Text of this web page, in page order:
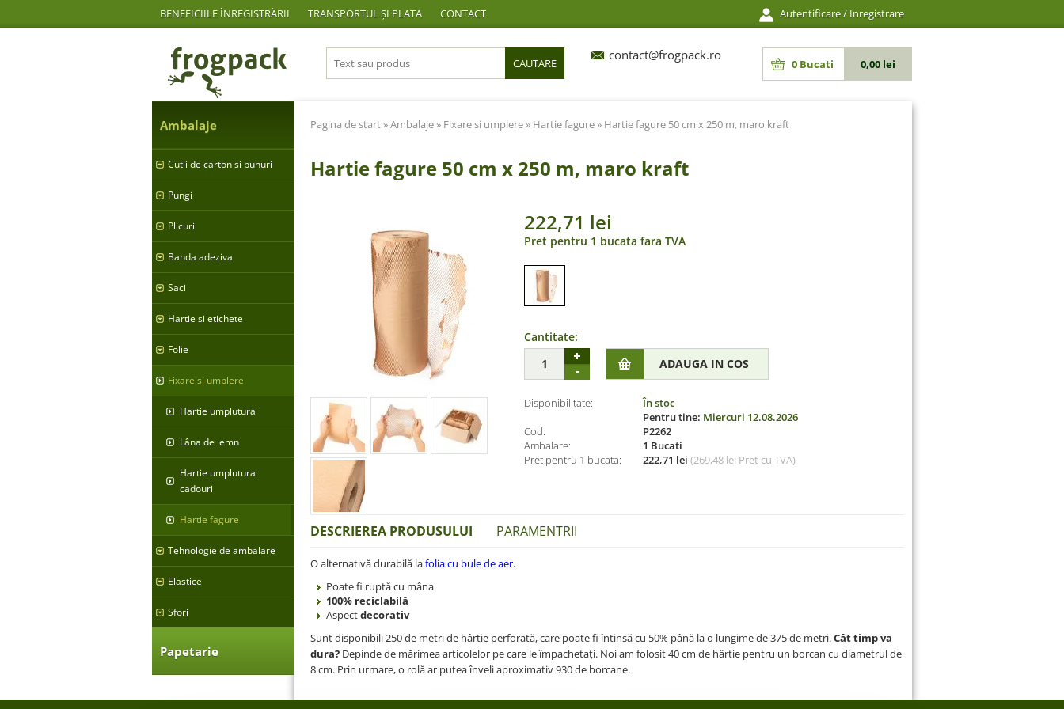
BENEFICIILE ÎNREGISTRĂRII TRANSPORTUL ȘI PLATA CONTACT Autentificare/ Inregistrare
CAUTARE
contact@frogpack.ro
0 Bucati 0,00 lei
Ambalaje
Cutii de carton si bunuri
Pungi
Plicuri
Banda adeziva
Saci
Hartie si etichete
Folie
Fixare si umplere
Hartie umplutura
Lâna de lemn
Hartie umplutura
cadouri
Hartie fagure
Tehnologie de ambalare
Elastice
Sfori
Papetarie
Pagina de start»Ambalaje» Fixare si umplere» Hartie fagure» Hartie fagure 50 cm x 250 m, maro kraft
Hartie fagure 50 cm x 250 m, maro kraft
222,71 lei
Pret pentru 1 bucata fara TVA
Cantitate:
Disponibilitate:
În stoc
Pentru tine: Miercuri 12.08.2026
Cod:
P2262
Ambalare:
1 Bucati
Pret pentru 1 bucata:
222,71 lei (269,48 lei Pret cu TVA)
DESCRIEREA PRODUSULUI PARAMENTRII
O alternativă durabilă lafolia cu bule de aer.
Poate fi ruptă cu mâna
100% reciclabilă
Aspectdecorativ
Sunt disponibili 250 de metri de hârtie perforată, care poate fi întinsă cu 50% până la o lungime de 375 de metri.Cât timp va
dura? Depinde de mărimea articolelor pe care le împachetați. Noi am folosit 40 cm de hârtie pentru un borcan cu diametrul de
8 cm. Prin urmare, o rolă ar putea înveli aproximativ 930 de borcane.